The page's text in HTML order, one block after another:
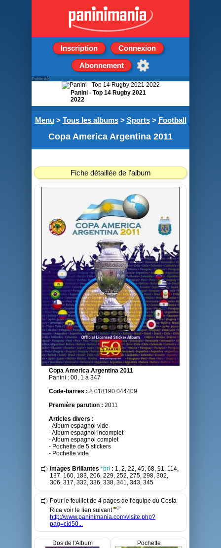
Inscription Connexion
Abonnement
Menu> Tous les albums> Sports> Football
Copa America Argentina 2011
Fiche détaillée de l'album
Copa America Argentina 2011
Panini : 00, 1 à 347
Code-barres : 8 018190 044409
Première parution : 2011
Articles divers :
- Album espagnol vide
- Album espagnol incomplet
- Album espagnol complet
- Pochette de 5 stickers
- Pochette vide
Images Brillantes *bri : 1, 2, 22, 45, 68, 91, 114,
137, 160, 183, 206, 229, 252, 275, 298, 302,
306, 317, 332, 336, 338, 341, 343, 345
Pour le feuillet de 4 pages de l'équipe du Costa
Rica voir le lien suivant
http://www.paninimania.com/visite.php?
pag=cid50...
Dos de l'Album Pochette
Publicité
Panini - Top 14 Rugby 2021
2022
stickers